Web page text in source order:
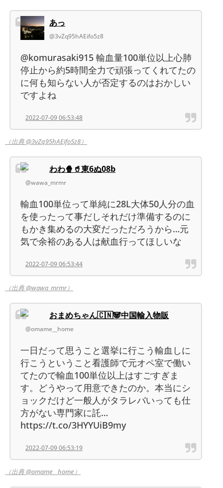
あっ
@3vZq95hAEifo5z8
@komurasaki915 輸血量100単位以上心肺
停止から約5時間全力で頑張ってくれてたの
に何も知らない人が否定するのはおかしい
ですよね
2022-07-09 06:53:48
（出典 @3vZq95hAEifo5z8）
わわ🍿🥤東6ぬ08b
@wawa_mrmr
輸血100単位って単純に28L大体50人分の血
を使ったって事だしそれだけ準備するのに
もかき集めるの大変だっただろうから…元
気で余裕のある人は献血行ってほしいな
2022-07-09 06:53:44
（出典 @wawa_mrmr）
おまめちゃん🇨🇳🐼中国輸入物販
@omame__home
一日だって思うこと選挙に行こう輸血しに
行こうということ看護師で元オペ室で働い
てたので輸血100単位以上はすごすぎま
す。どうやって用意できたのか。本当にシ
ョックだけど一般人がタラレバいっても仕
方がない専門家に託…
https://t.co/3HYYUiB9my
2022-07-09 06:53:19
（出典 @omame__home）